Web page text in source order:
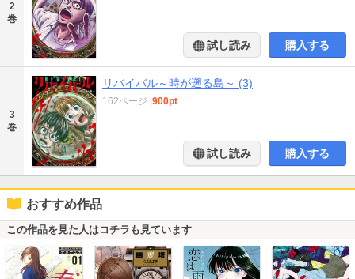
2
巻
試し読み 購入する
3
巻
リバイバル～時が遡る島～ (3)
162ページ 900pt
試し読み 購入する
おすすめ作品
この作品を見た人はコチラも見ています